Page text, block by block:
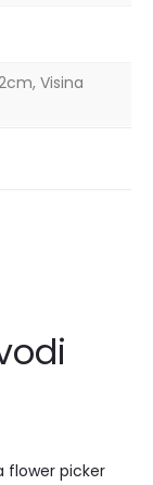
Visina
flower picker